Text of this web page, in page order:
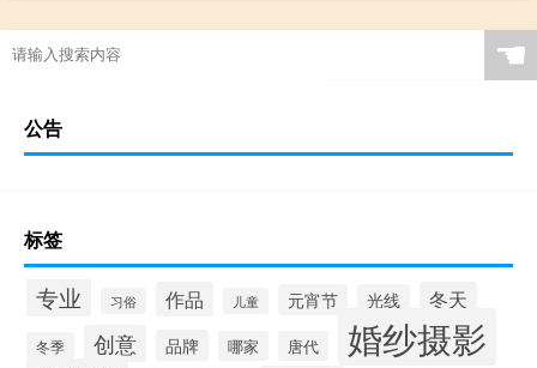
☚
公告
标签
专业 习俗 作品 儿童 元宵节 光线 冬天
冬季 创意 品牌 哪家 唐代 婚纱摄影